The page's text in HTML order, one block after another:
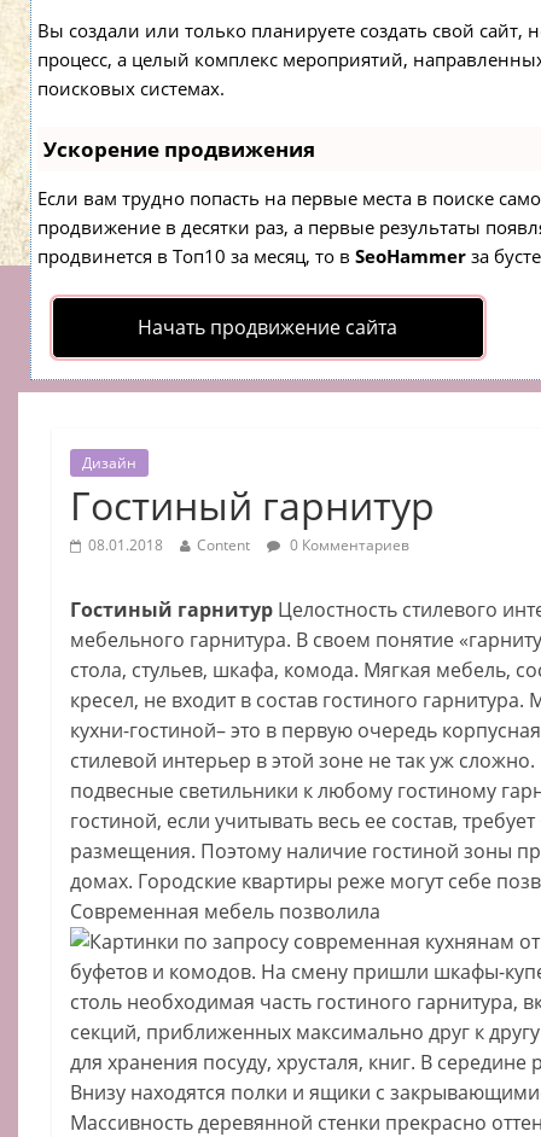
Вы создали или только планируете создать свой сайт,
процесс, а целый комплекс мероприятий,
поисковых системах.
Ускорение продвижения
Если вам трудно попасть на первые места в поиске
продвижение в десятки раз, а первые результаты
продвинется в Топ10 за месяц, то в SeoHammerза
Начать продвижение сайта
Дизайн
Гостиный гарнитур
08.01.2018 Content 0 Комментариев
Гостиный гарнитур Целостность стилевого
мебельного гарнитура. В своем понятие
стола, стульев, шкафа, комода. Мягкая мебель,
кресел, не входит в состав гостиного
кухни-гостиной– это в первую очередь
стилевой интерьер в этой зоне не так уж
подвесные светильники к любому гостиному
гостиной, если учитывать весь ее состав,
размещения. Поэтому наличие гостиной зоны
домах. Городские квартиры реже могут себе
Современная мебель позволила
нам
буфетов и комодов. На смену пришли шкафы-
столь необходимая часть гостиного гарнитура,
секций, приближенных максимально друг к
для хранения посуду, хрусталя, книг. В середине
Внизу находятся полки и ящики с
Массивность деревянной стенки прекрасно